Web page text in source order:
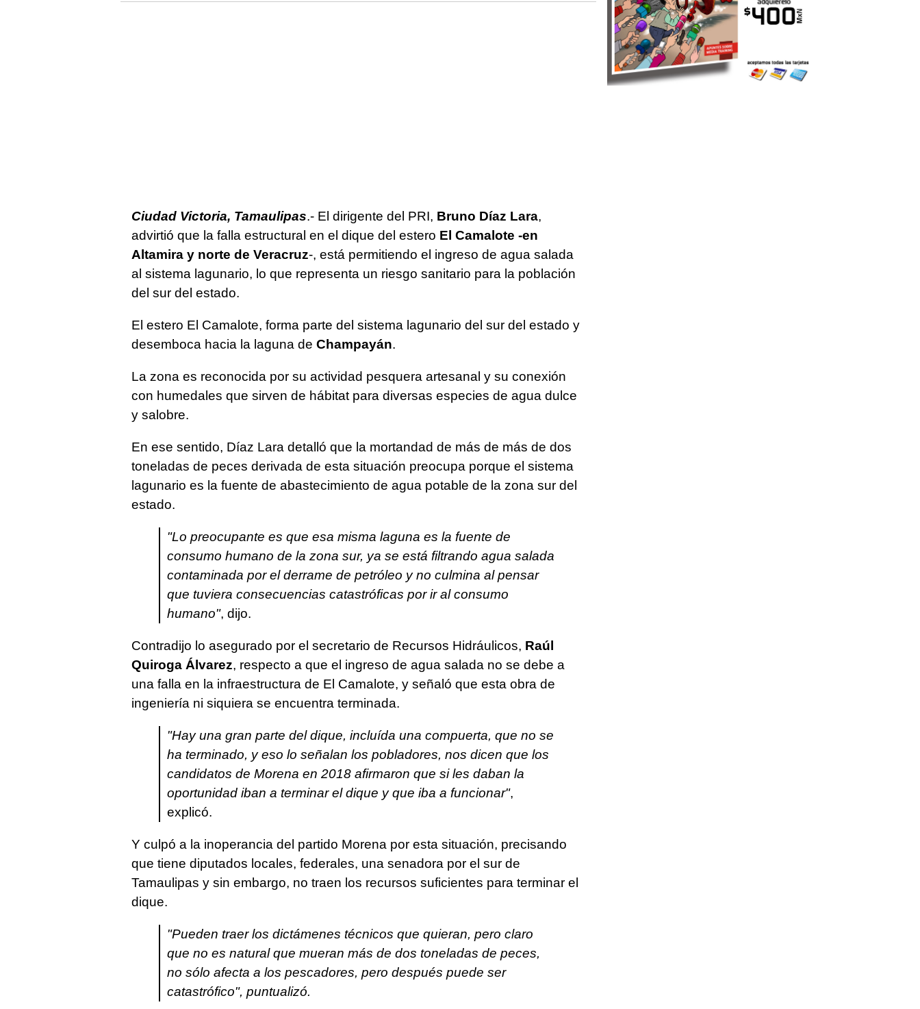
Ciudad Victoria, Tamaulipas.- El dirigente del PRI, Bruno Díaz Lara,
advirtió que la falla estructural en el dique del estero El Camalote -en
Altamira y norte de Veracruz-, está permitiendo el ingreso de agua salada
al sistema lagunario, lo que representa un riesgo sanitario para la población
del sur del estado.
El estero El Camalote, forma parte del sistema lagunario del sur del estado y
desemboca hacia la laguna de Champayán.
La zona es reconocida por su actividad pesquera artesanal y su conexión
con humedales que sirven de hábitat para diversas especies de agua dulce
y salobre.
En ese sentido, Díaz Lara detalló que la mortandad de más de más de dos
toneladas de peces derivada de esta situación preocupa porque el sistema
lagunario es la fuente de abastecimiento de agua potable de la zona sur del
estado.
"Lo preocupante es que esa misma laguna es la fuente de
consumo humano de la zona sur, ya se está filtrando agua salada
contaminada por el derrame de petróleo y no culmina al pensar
que tuviera consecuencias catastróficas por ir al consumo
humano", dijo.
Contradijo lo asegurado por el secretario de Recursos Hidráulicos, Raúl
Quiroga Álvarez, respecto a que el ingreso de agua salada no se debe a
una falla en la infraestructura de El Camalote, y señaló que esta obra de
ingeniería ni siquiera se encuentra terminada.
"Hay una gran parte del dique, incluída una compuerta, que no se
ha terminado, y eso lo señalan los pobladores, nos dicen que los
candidatos de Morena en 2018 afirmaron que si les daban la
oportunidad iban a terminar el dique y que iba a funcionar",
explicó.
Y culpó a la inoperancia del partido Morena por esta situación, precisando
que tiene diputados locales, federales, una senadora por el sur de
Tamaulipas y sin embargo, no traen los recursos suficientes para terminar el
dique.
"Pueden traer los dictámenes técnicos que quieran, pero claro
que no es natural que mueran más de dos toneladas de peces,
no sólo afecta a los pescadores, pero después puede ser
catastrófico", puntualizó.